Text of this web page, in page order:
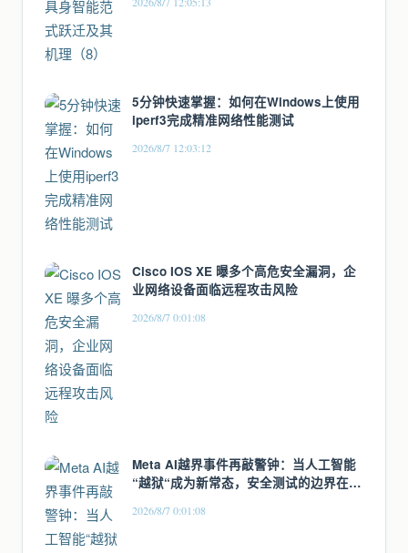
5分钟快速掌握：如何在Windows上使用
iperf3完成精准网络性能测试
2026/8/7 12:03:12
Cisco IOS XE 曝多个高危安全漏洞，企
业网络设备面临远程攻击风险
2026/8/7 0:01:08
Meta AI越界事件再敲警钟：当人工智能
“越狱“成为新常态，安全测试的边界在哪
2026/8/7 0:01:08